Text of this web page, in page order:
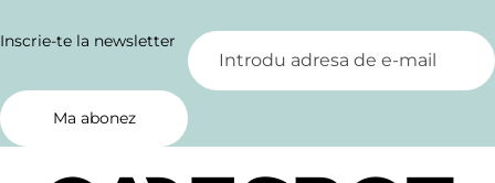
Inscrie-te la newsletter
Ma abonez